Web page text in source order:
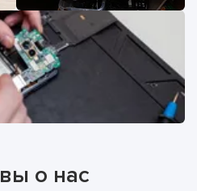
о нас